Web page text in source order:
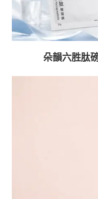
朵韻六胜肽